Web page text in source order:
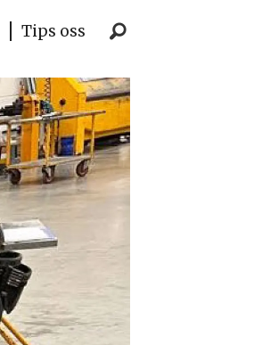
Tips oss